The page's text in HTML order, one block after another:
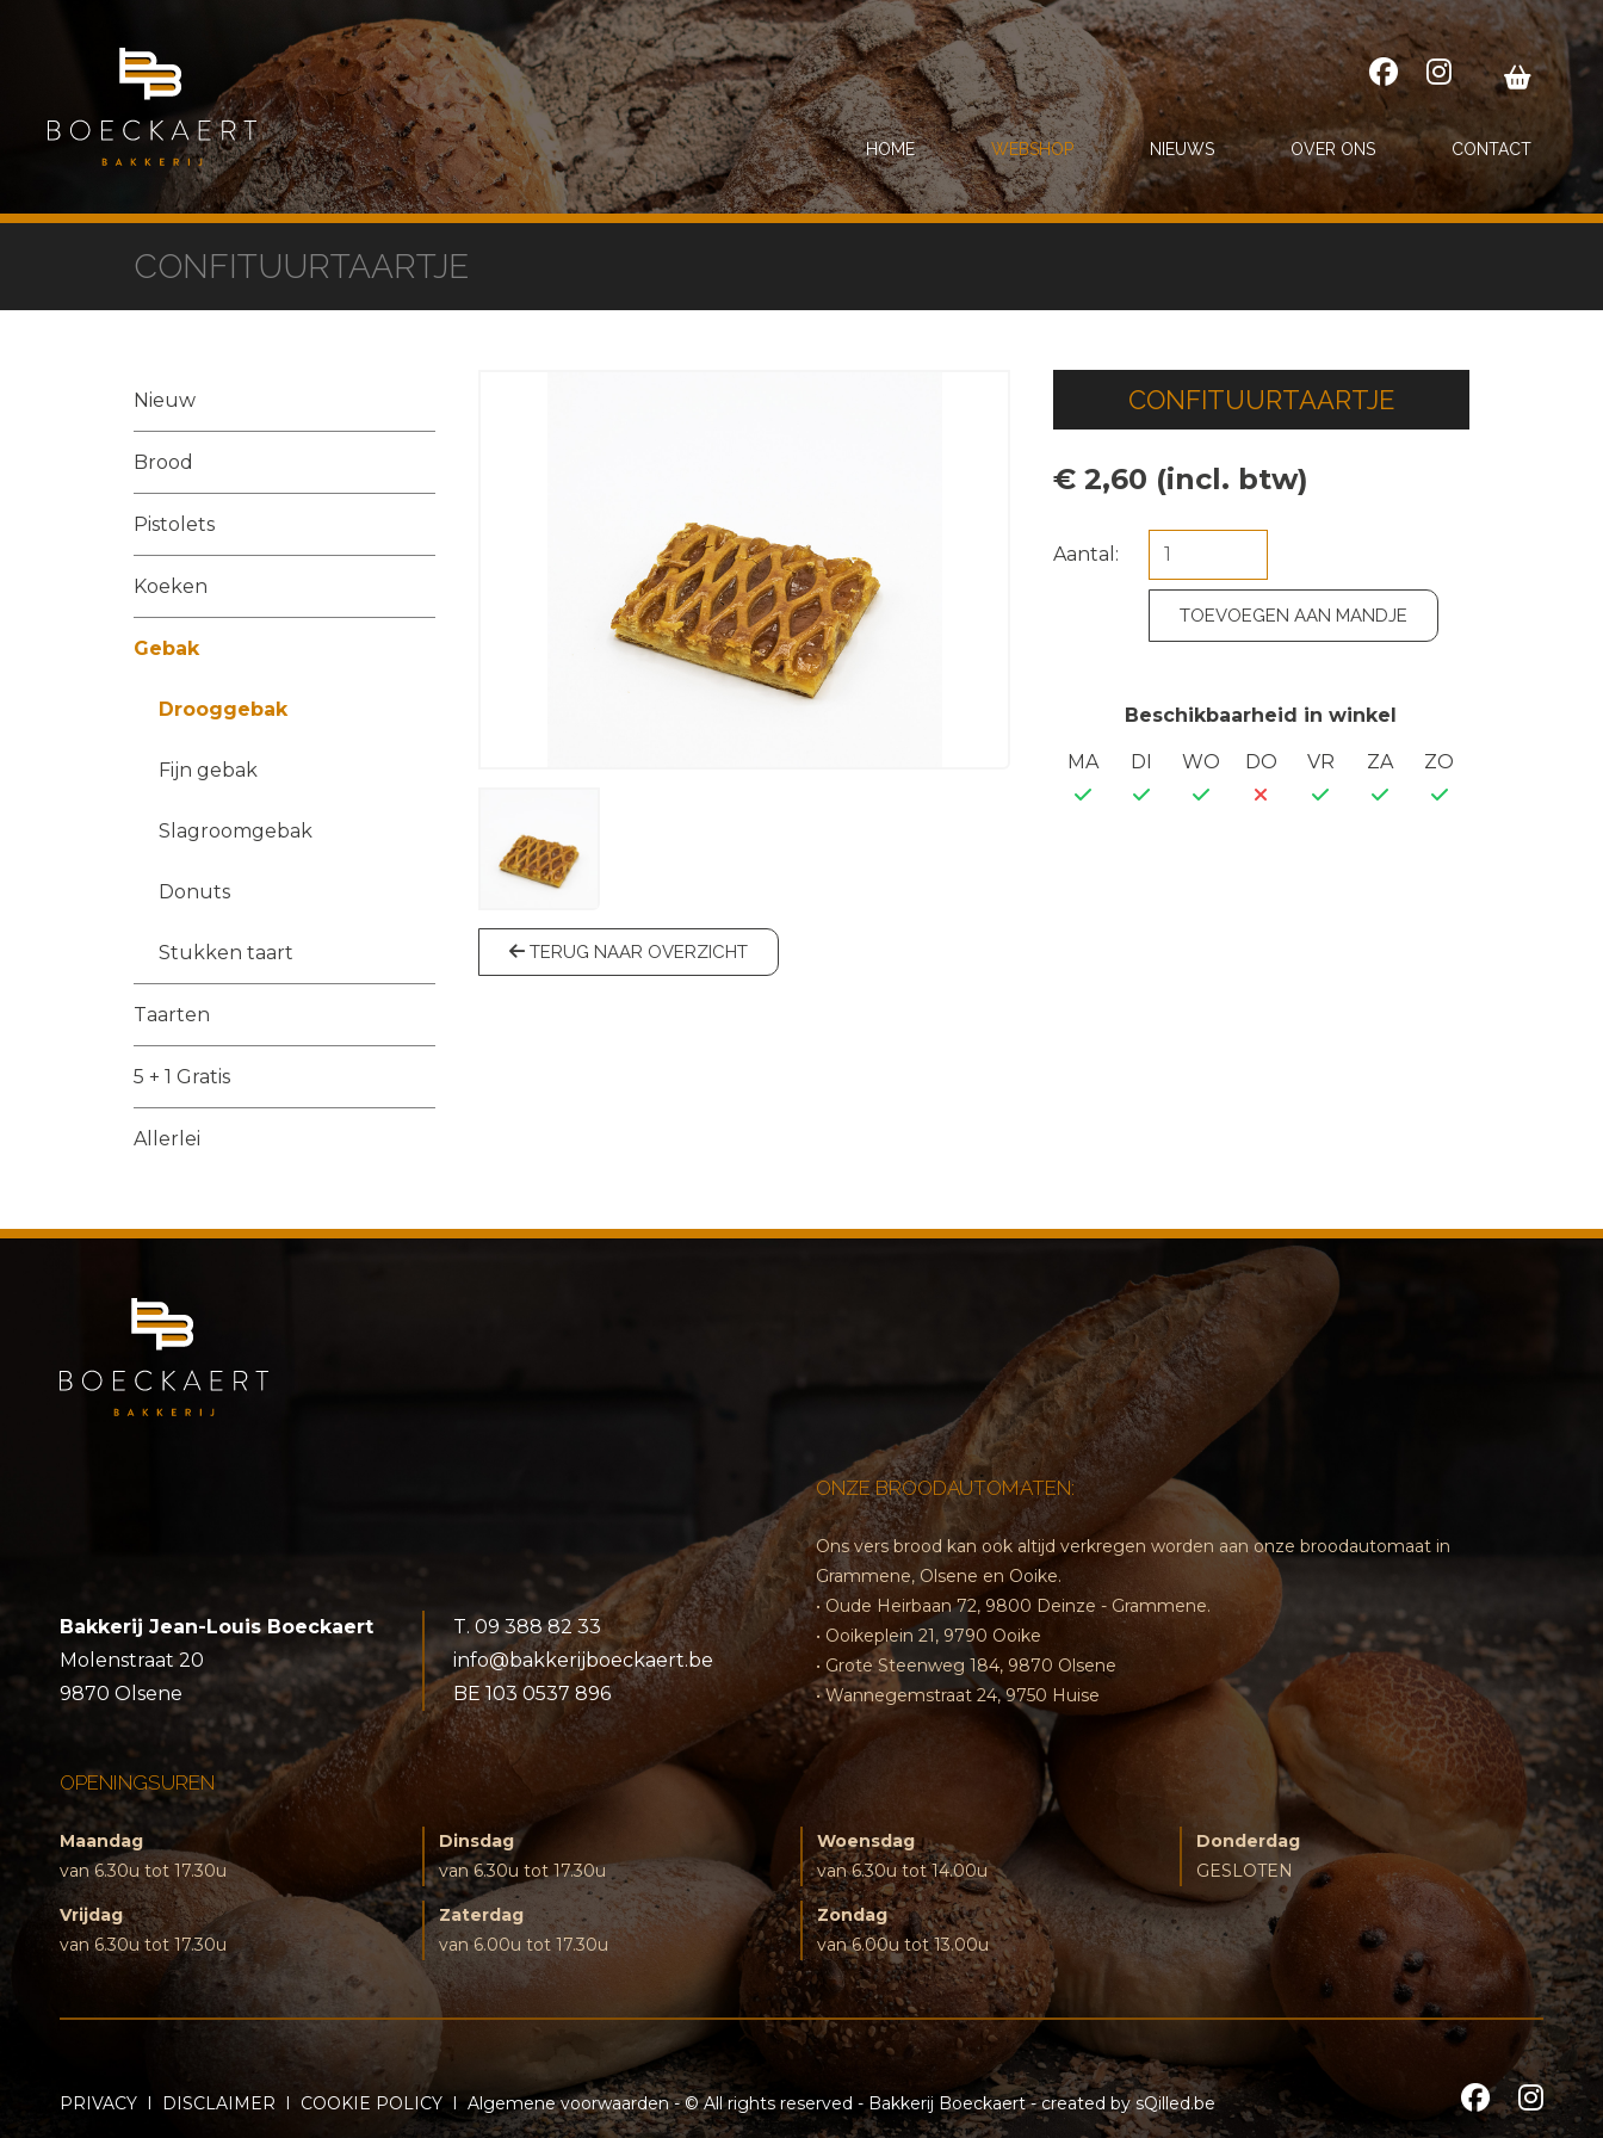
HOME WEBSHOP NIEUWS OVER ONS CONTACT
CONFITUURTAARTJE
Nieuw
Brood
Pistolets
Koeken
Gebak
Drooggebak
Fijn gebak
Slagroomgebak
Donuts
Stukken taart
Taarten
5 + 1 Gratis
Allerlei
CONFITUURTAARTJE
€ 2,60 (incl. btw)
Aantal:
TOEVOEGEN AAN MANDJE
Beschikbaarheid in winkel
MA DI WO DO VR ZA ZO
TERUG NAAR OVERZICHT
Bakkerij Jean-Louis Boeckaert
Molenstraat 20
9870 Olsene
T. 09 388 82 33
info@bakkerijboeckaert.be
BE 103 0537 896
ONZE BROODAUTOMATEN:
Ons vers brood kan ook altijd verkregen worden aan onze broodautomaat in
Grammene, Olsene en Ooike.
• Oude Heirbaan 72, 9800 Deinze - Grammene.
• Ooikeplein 21, 9790 Ooike
• Grote Steenweg 184, 9870 Olsene
• Wannegemstraat 24, 9750 Huise
OPENINGSUREN
Maandag
van 6.30u tot 17.30u
Dinsdag
van 6.30u tot 17.30u
Woensdag
van 6.30u tot 14.00u
Donderdag
GESLOTEN
Vrijdag
van 6.30u tot 17.30u
Zaterdag
van 6.00u tot 17.30u
Zondag
van 6.00u tot 13.00u
PRIVACY I DISCLAIMER I COOKIE POLICY I Algemene voorwaarden- © All rights reserved - Bakkerij Boeckaert - created bysQilled.be